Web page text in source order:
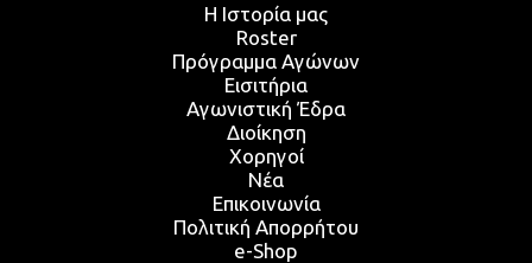
Η Ιστορία μας
Roster
Πρόγραμμα Αγώνων
Εισιτήρια
Αγωνιστική Έδρα
Διοίκηση
Χορηγοί
Νέα
Επικοινωνία
Πολιτική Απορρήτου
e-Shop